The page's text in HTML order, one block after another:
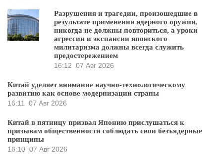
Разрушения и трагедии, произошедшие в
результате применения ядерного оружия,
никогда не должны повториться, а уроки
агрессии и экспансии японского
милитаризма должны всегда служить
предостережением
16:12 07 Авг 2026
Китай уделяет внимание научно-технологическому
развитию как основе модернизации страны
16:11
07 Авг 2026
Китай в пятницу призвал Японию прислушаться к
призывам общественности соблюдать свои безъядерные
принципы
16:10 07 Авг 2026